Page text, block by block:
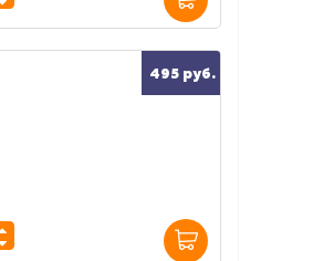
495 руб.